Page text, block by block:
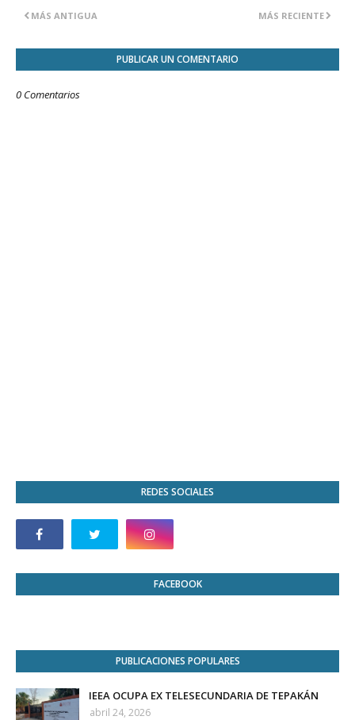
MÁS RECIENTE
MÁS ANTIGUA
PUBLICAR UN COMENTARIO
0 Comentarios
REDES SOCIALES
FACEBOOK
PUBLICACIONES POPULARES
IEEA OCUPA EX TELESECUNDARIA DE TEPAKÁN
abril 24, 2026